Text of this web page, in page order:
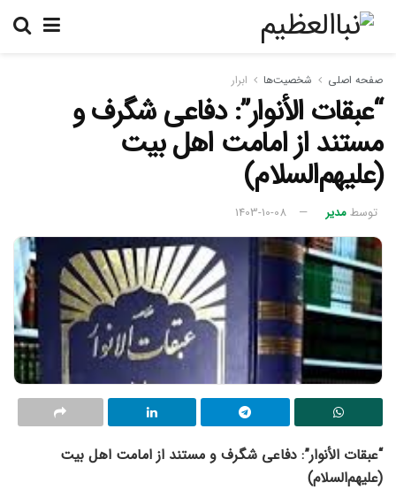
صفحه اصلی شخصیت‌ها ابرار
“عبقات الأنوار”: دفاعی شگرف و
مستند از امامت اهل بیت
(علیهم‌السلام)
توسطمدیر 1403-10-08
“عبقات الأنوار”: دفاعی شگرف و مستند از امامت اهل بیت
(علیهم‌السلام)